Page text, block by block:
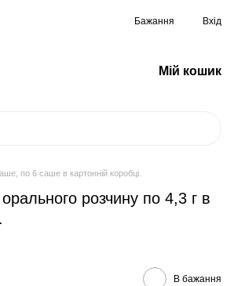
Бажання Вхід
Мій кошик
по 6 саше в картонній коробці.
розчину по 4,3 г в
В бажання